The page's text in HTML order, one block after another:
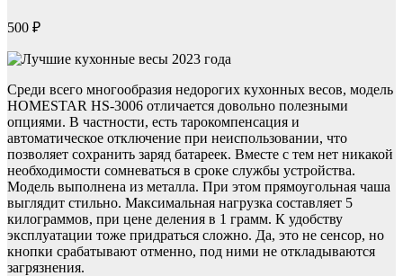
500 ₽
Среди всего многообразия недорогих кухонных весов, модель
HOMESTAR HS-3006 отличается довольно полезными
опциями. В частности, есть тарокомпенсация и
автоматическое отключение при неиспользовании, что
позволяет сохранить заряд батареек. Вместе с тем нет никакой
необходимости сомневаться в сроке службы устройства.
Модель выполнена из металла. При этом прямоугольная чаша
выглядит стильно. Максимальная нагрузка составляет 5
килограммов, при цене деления в 1 грамм. К удобству
эксплуатации тоже придраться сложно. Да, это не сенсор, но
кнопки срабатывают отменно, под ними не откладываются
загрязнения.